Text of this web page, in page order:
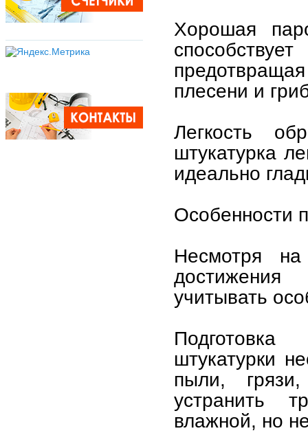
Хорошая
плесени и
Легкость
штукатурка
идеально
Особенности
Несмотря
учитывать
штукатурки
пыли,
устранить
влажной, но